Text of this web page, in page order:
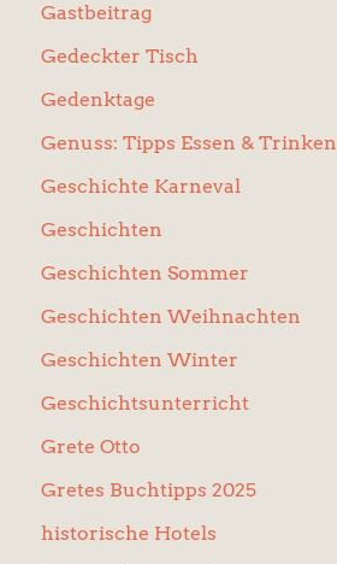
Gastbeitrag
Gedeckter Tisch
Gedenktage
Genuss: Tipps Essen & Trinken
Geschichte Karneval
Geschichten
Geschichten Sommer
Geschichten Weihnachten
Geschichten Winter
Geschichtsunterricht
Grete Otto
Gretes Buchtipps 2025
historische Hotels